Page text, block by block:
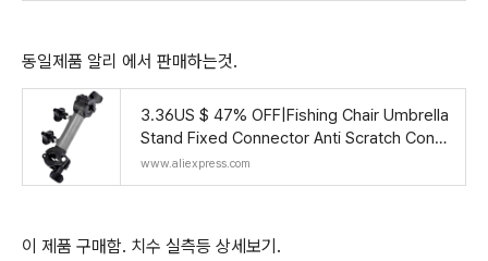
동일제품 알리 에서 판매하는것.
3.36US $ 47% OFF|Fishing Chair Umbrella
Stand Fixed Connector Anti Scratch Conv
enient Assemble 360 Degree Rotating for
0.6 1inch
www.aliexpress.com
이 제품 구매함. 치수 실측등 상세보기.